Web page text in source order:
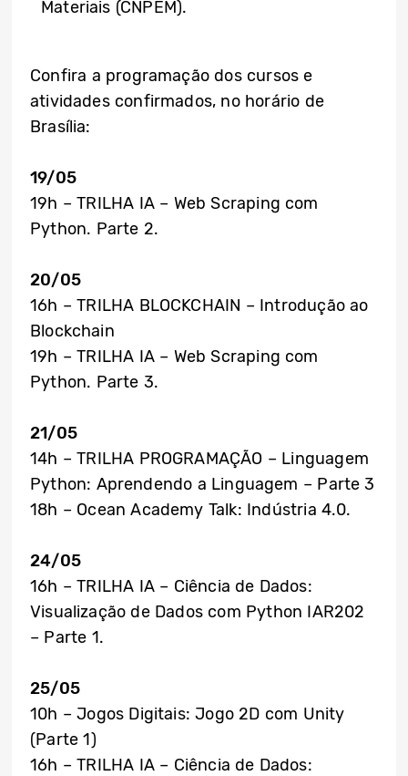
Materiais (CNPEM).
Confira a programação dos cursos e
atividades confirmados, no horário de
Brasília:
19/05
19h – TRILHA IA – Web Scraping com
Python. Parte 2.
20/05
16h – TRILHA BLOCKCHAIN – Introdução ao
Blockchain
19h – TRILHA IA – Web Scraping com
Python. Parte 3.
21/05
14h – TRILHA PROGRAMAÇÃO – Linguagem
Python: Aprendendo a Linguagem – Parte 3
18h – Ocean Academy Talk: Indústria 4.0.
24/05
16h – TRILHA IA – Ciência de Dados:
Visualização de Dados com Python IAR202
– Parte 1.
25/05
10h – Jogos Digitais: Jogo 2D com Unity
(Parte 1)
16h – TRILHA IA – Ciência de Dados: